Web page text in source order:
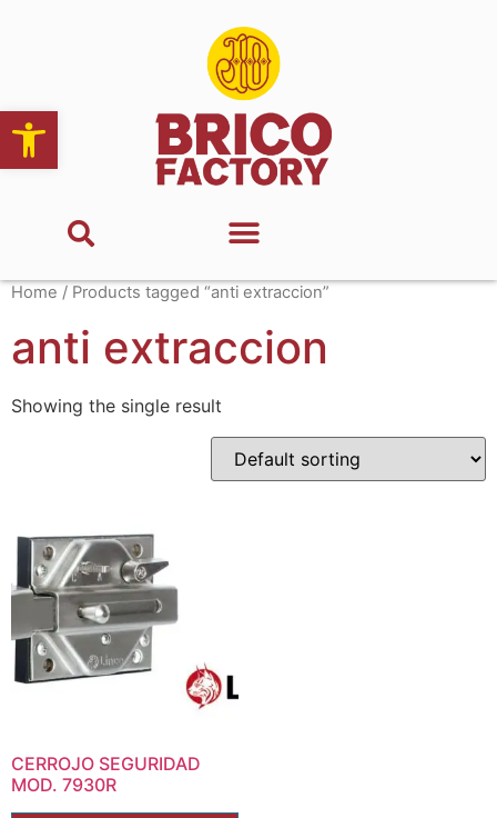
Abrir barra de herramientas
Home / Products tagged “anti extraccion”
anti extraccion
Showing the single result
CERROJO SEGURIDAD
MOD. 7930R